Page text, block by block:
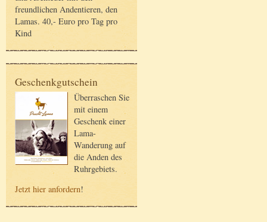
freundlichen Andentieren, den
Lamas. 40,- Euro pro Tag pro
Kind
Geschenkgutschein
Überraschen Sie
mit einem
Geschenk einer
Lama-
Wanderung auf
die Anden des
Ruhrgebiets.
Jetzt hier anfordern!